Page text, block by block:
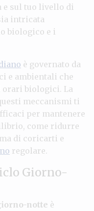
e sul tuo livello di
intricata
biologico e i
è governato da
e ambientali che
orari biologici. La
meccanismi ti
per mantenere
come ridurre
di coricarti e
regolare.
Giorno-
notte è